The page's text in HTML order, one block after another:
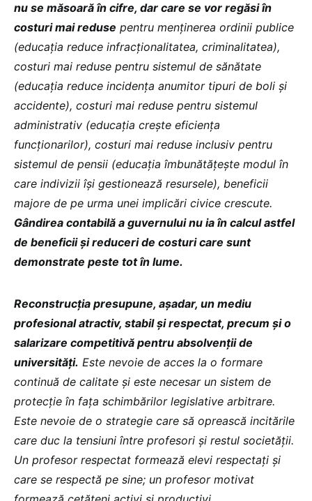
nu se măsoară în cifre, dar care se vor regăsi în
costuri mai reduse pentru menținerea ordinii publice
(educația reduce infracționalitatea, criminalitatea),
costuri mai reduse pentru sistemul de sănătate
(educația reduce incidența anumitor tipuri de boli și
accidente), costuri mai reduse pentru sistemul
administrativ (educația crește eficiența
funcționarilor), costuri mai reduse inclusiv pentru
sistemul de pensii (educația îmbunătățește modul în
care indivizii își gestionează resursele), beneficii
majore de pe urma unei implicări civice crescute.
Gândirea contabilă a guvernului nu ia în calcul astfel
de beneficii și reduceri de costuri care sunt
demonstrate peste tot în lume.
Reconstrucția presupune, așadar, un mediu
profesional atractiv, stabil și respectat, precum și o
salarizare competitivă pentru absolvenții de
universități. Este nevoie de acces la o formare
continuă de calitate și este necesar un sistem de
protecție în fața schimbărilor legislative arbitrare.
Este nevoie de o strategie care să oprească incitările
care duc la tensiuni între profesori și restul societății.
Un profesor respectat formează elevi respectați și
care se respectă pe sine; un profesor motivat